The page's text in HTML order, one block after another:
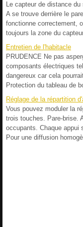
Le capteur de distance
A se trouve derrière le
fonctionne correctement,
toujours la zone du
Entretien de l'habitacle
PRUDENCE Ne pas
composants électriques
dangereux car cela
Protection du tableau de
Réglage de la répartition
Vous pouvez moduler la
trois touches. Pare-brise.
occupants. Chaque appui
Pour une diffusion